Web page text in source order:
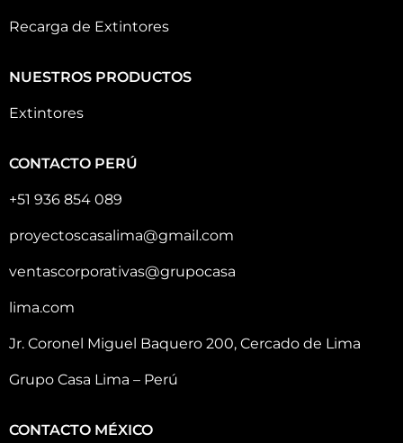
Recarga de Extintores
NUESTROS PRODUCTOS
Extintores
CONTACTO PERÚ
+51 936 854 089
proyectoscasalima@gmail.com
ventascorporativas@grupocasa
lima.com
Jr. Coronel Miguel Baquero 200, Cercado de Lima
Grupo Casa Lima – Perú
CONTACTO MÉXICO